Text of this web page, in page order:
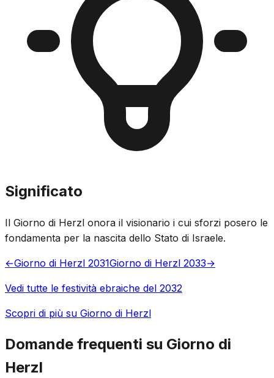
Significato
Il Giorno di Herzl onora il visionario i cui sforzi posero le
fondamenta per la nascita dello Stato di Israele.
←Giorno di Herzl 2031Giorno di Herzl 2033→
Vedi tutte le festività ebraiche del 2032
Scopri di più su Giorno di Herzl
Domande frequenti su Giorno di
Herzl